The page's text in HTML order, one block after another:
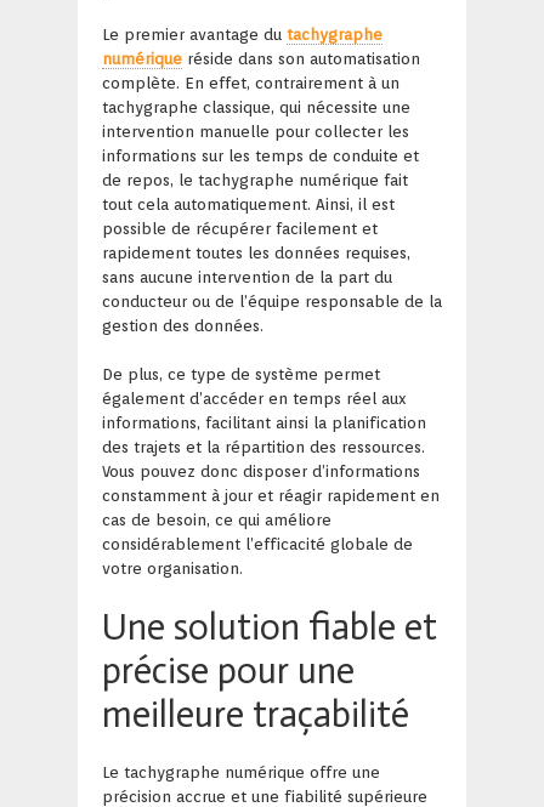
Le premier avantage du tachygraphe
numérique réside dans son automatisation
complète. En effet, contrairement à un
tachygraphe classique, qui nécessite une
intervention manuelle pour collecter les
informations sur les temps de conduite et
de repos, le tachygraphe numérique fait
tout cela automatiquement. Ainsi, il est
possible de récupérer facilement et
rapidement toutes les données requises,
sans aucune intervention de la part du
conducteur ou de l’équipe responsable de la
gestion des données.
De plus, ce type de système permet
également d’accéder en temps réel aux
informations, facilitant ainsi la planification
des trajets et la répartition des ressources.
Vous pouvez donc disposer d’informations
constamment à jour et réagir rapidement en
cas de besoin, ce qui améliore
considérablement l’efficacité globale de
votre organisation.
Une solution fiable et
précise pour une
meilleure traçabilité
Le tachygraphe numérique offre une
précision accrue et une fiabilité supérieure